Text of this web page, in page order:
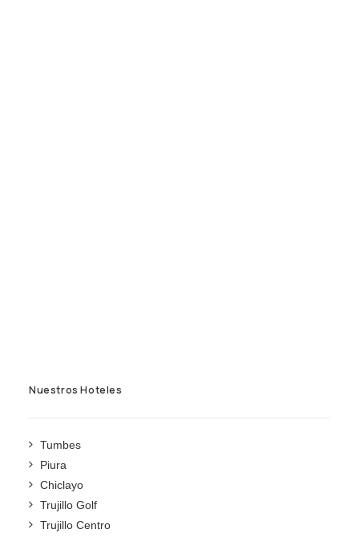
Nuestros Hoteles
Tumbes
Piura
Chiclayo
Trujillo Golf
Trujillo Centro